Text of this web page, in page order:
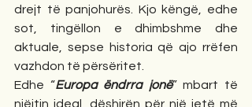
drejt të panjohurës. Kjo këngë, edhe
sot, tingëllon e dhimbshme dhe
aktuale, sepse historia që ajo rrëfen
vazhdon të përsëritet.
Edhe “Europa ëndrra jonë” mbart të
njëjtin ideal, dëshirën për një jetë më